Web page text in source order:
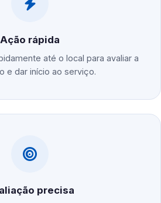
Ação rápida
até o local para avaliar a
e dar início ao serviço.
precisa